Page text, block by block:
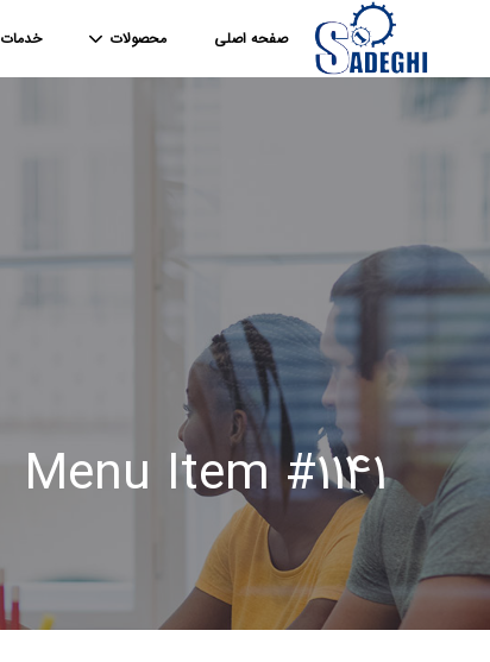
صفحه اصلی محصولات خدمات
Menu Item #1141